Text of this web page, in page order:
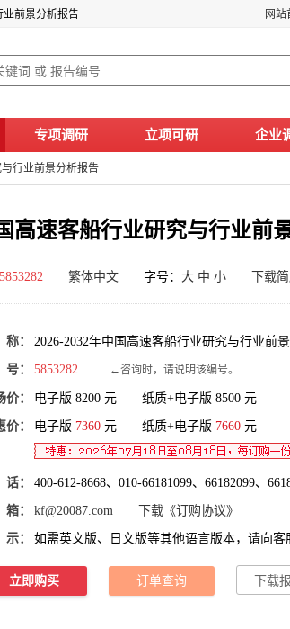
业前景分析报告 网站
专项调研 立项可研 企业
行业前景分析报告
高速客船行业研究与行业前
5853282 繁体中文字号： 大 中 小 下载
： 2026-2032年中国高速客船行业研究与行业前
： 5853282 ←咨询时，请说明该编号。
价： 电子版 8200 元 纸质+电子版 8500 元
价： 电子版 7360 元 纸质+电子版 7660 元
： 400-612-8668、010-66181099、66182099、
： kf@20087.com 下载《订购协议》
： 如需英文版、日文版等其他语言版本，请向客
立即购买 订单查询 下载